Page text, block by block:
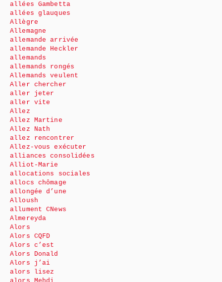
allées Gambetta
allées glauques
Allègre
Allemagne
allemande arrivée
allemande Heckler
allemands
allemands rongés
Allemands veulent
Aller chercher
aller jeter
aller vite
Allez
Allez Martine
Allez Nath
allez rencontrer
Allez-vous exécuter
alliances consolidées
Alliot-Marie
allocations sociales
allocs chômage
allongée d’une
Alloush
allument CNews
Almereyda
Alors
Alors CQFD
Alors c’est
Alors Donald
Alors j’ai
alors lisez